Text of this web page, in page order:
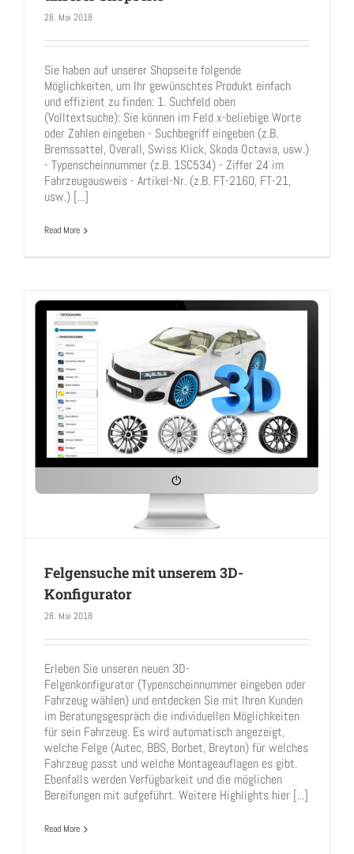
Allgemeine Suchfunktionen auf unserer Shopseite
28. Mai 2018
Sie haben auf unserer Shopseite folgende
Möglichkeiten, um Ihr gewünschtes Produkt einfach
und effizient zu finden: 1. Suchfeld oben
(Volltextsuche): Sie können im Feld x-beliebige Worte
oder Zahlen eingeben - Suchbegriff eingeben (z.B.
Bremssattel, Overall, Swiss Klick, Skoda Octavia, usw.)
- Typenscheinnummer (z.B. 1SC534) - Ziffer 24 im
Fahrzeugausweis - Artikel-Nr. (z.B. FT-2160, FT-21,
usw.) [...]
Read More
Felgensuche mit unserem 3D-Konfigurator
Felgensuche mit unserem 3D-
Konfigurator
28. Mai 2018
Erleben Sie unseren neuen 3D-
Felgenkonfigurator (Typenscheinnummer eingeben oder
Fahrzeug wählen) und entdecken Sie mit Ihren Kunden
im Beratungsgespräch die individuellen Möglichkeiten
für sein Fahrzeug. Es wird automatisch angezeigt,
welche Felge (Autec, BBS, Borbet, Breyton) für welches
Fahrzeug passt und welche Montageauflagen es gibt.
Ebenfalls werden Verfügbarkeit und die möglichen
Bereifungen mit aufgeführt. Weitere Highlights hier [...]
Read More